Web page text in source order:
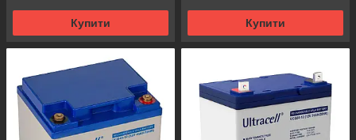
Купити Купити